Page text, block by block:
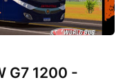
G7 1200 -